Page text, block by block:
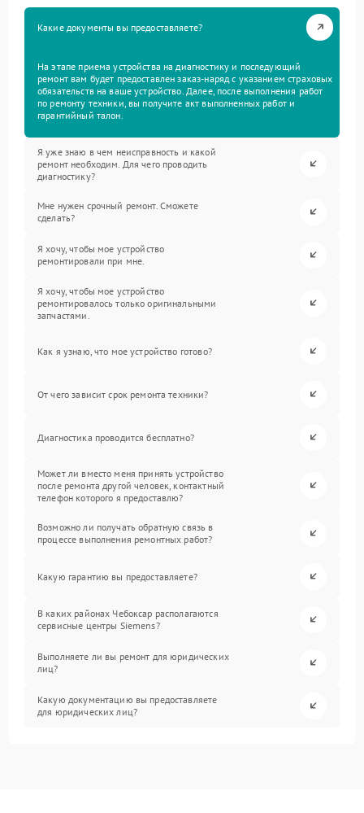
Какие документы вы предоставляете?
На этапе приема устройства на диагностику и последующий
ремонт вам будет предоставлен заказ-наряд с указанием страховых
обязательств на ваше устройство. Далее, после выполнения работ
по ремонту техники, вы получите акт выполненных работ и
гарантийный талон.
Я уже знаю в чем неисправность и какой
ремонт необходим. Для чего проводить
диагностику?
Мне нужен срочный ремонт. Сможете
сделать?
Я хочу, чтобы мое устройство
ремонтировали при мне.
Я хочу, чтобы мое устройство
ремонтировалось только оригинальными
запчастями.
Как я узнаю, что мое устройство готово?
От чего зависит срок ремонта техники?
Диагностика проводится бесплатно?
Может ли вместо меня принять устройство
после ремонта другой человек, контактный
телефон которого я предоставлю?
Возможно ли получать обратную связь в
процессе выполнения ремонтных работ?
Какую гарантию вы предоставляете?
В каких районах Чебоксар располагаются
сервисные центры Siemens?
Выполняете ли вы ремонт для юридических
лиц?
Какую документацию вы предоставляете
для юридических лиц?